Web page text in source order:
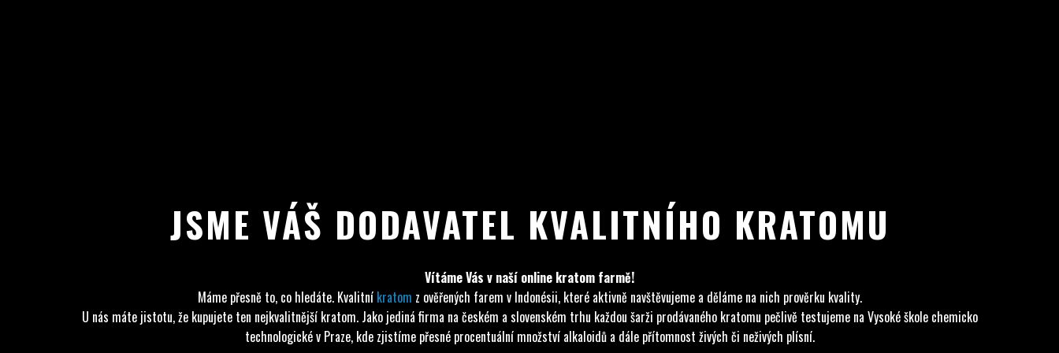
JSME VÁŠ DODAVATEL KVALITNÍHO KRATOMU
Vítáme Vás v naší online kratom farmě!
Máme přesně to, co hledáte. Kvalitní kratom z ověřených farem v Indonésii, které aktivně navštěvujeme a děláme na nich prověrku kvality.
U nás máte jistotu, že kupujete ten nejkvalitnější kratom. Jako jediná firma na českém a slovenském trhu každou šarži prodávaného kratomu pečlivě testujeme na Vysoké škole chemicko
technologické v Praze, kde zjistíme přesné procentuální množství alkaloidů a dále přítomnost živých či neživých plísní.